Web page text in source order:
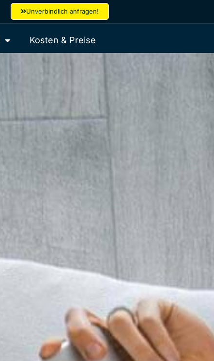
Unverbindlich anfragen!
Kosten & Preise